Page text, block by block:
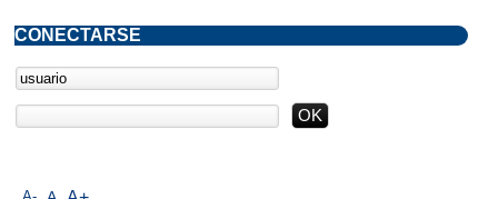
CONECTARSE